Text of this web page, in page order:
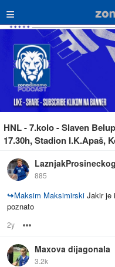
≡
HNL - 7.kolo - Slaven
17.30h, Stadion I.K.Apaš,
LaznjakProsineckog
885
↪Maksim Maksimirski Jakir je
poznato
2y
Maxova dijagonala
3.2k